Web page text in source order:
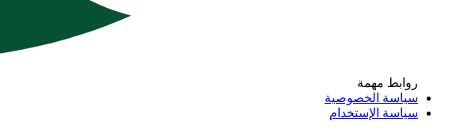
روابط مهمة
سياسة الخصوصية
سياسة الإستخدام